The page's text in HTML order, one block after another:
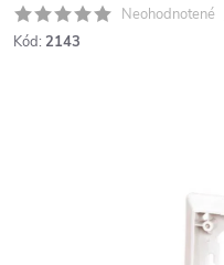
Neohodnotené
Kód: 2143